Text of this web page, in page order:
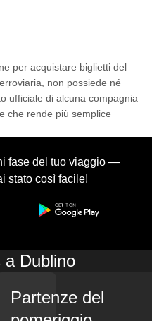
per acquistare biglietti del
non possiede né
ufficiale di alcuna compagnia
che rende più semplice
fase del tuo viaggio —
stato così facile!
a Dublino
Partenze del